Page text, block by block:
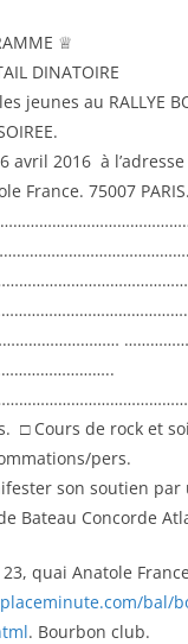
♕
DINATOIRE
jeunes au RALLYE
2016 à
France. 75007 PARIS.
□ Cours de rock et
pers.
son soutien
Bateau Concorde
quai Anatole
bal/
. Bourbon club.